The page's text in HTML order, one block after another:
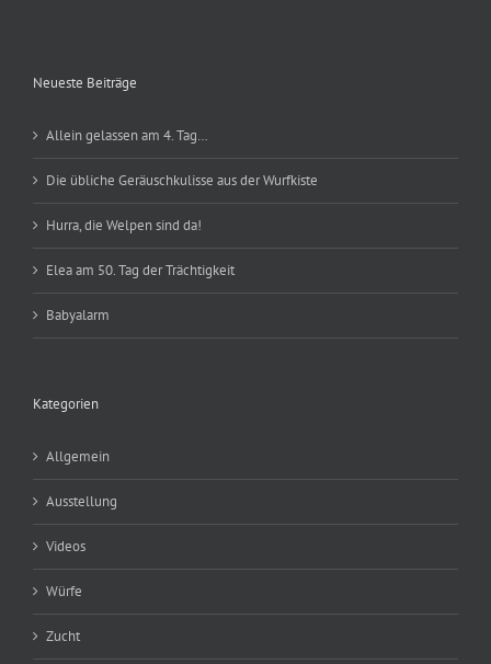
Neueste Beiträge
Allein gelassen am 4. Tag…
Die übliche Geräuschkulisse aus der Wurfkiste
Hurra, die Welpen sind da!
Elea am 50. Tag der Trächtigkeit
Babyalarm
Kategorien
Allgemein
Ausstellung
Videos
Würfe
Zucht